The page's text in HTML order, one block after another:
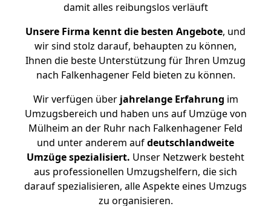
damit alles reibungslos verläuft
Unsere Firma kennt die besten Angebote, und
wir sind stolz darauf, behaupten zu können,
Ihnen die beste Unterstützung für Ihren Umzug
nach Falkenhagener Feld bieten zu können.
Wir verfügen überjahrelange Erfahrung im
Umzugsbereich und haben uns auf Umzüge von
Mülheim an der Ruhr nach Falkenhagener Feld
und unter anderem aufdeutschlandweite
Umzüge spezialisiert. Unser Netzwerk besteht
aus professionellen Umzugshelfern, die sich
darauf spezialisieren, alle Aspekte eines Umzugs
zu organisieren.